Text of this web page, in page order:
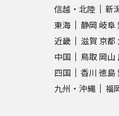
信越・北陸
新
東海
静岡 岐阜
近畿
滋賀 京都
中国
鳥取 岡山
四国
香川 徳島
九州・沖縄
福